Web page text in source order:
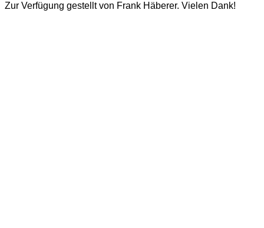
Zur Verfügung gestellt von Frank Häberer. Vielen Dank!